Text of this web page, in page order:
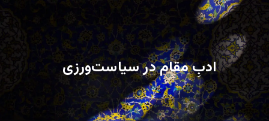
ادبِ مقام در سیاست‌ورزی